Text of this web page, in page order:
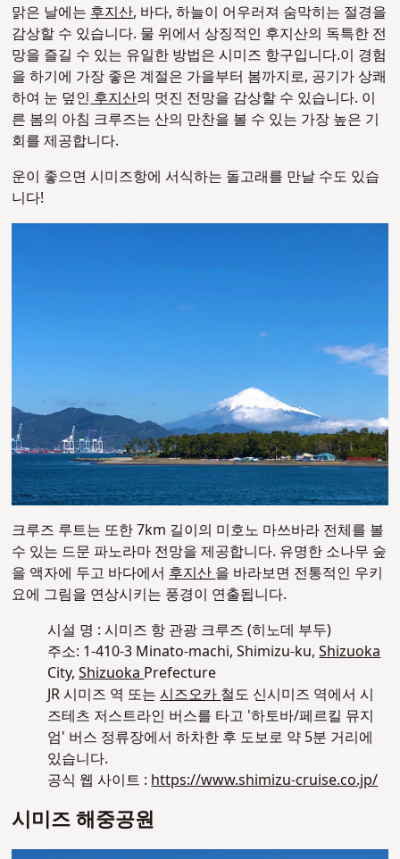
맑은 날에는 후지산, 바다, 하늘이 어우러져 숨막히는 절경을
감상할 수 있습니다. 물 위에서 상징적인 후지산의 독특한 전
망을 즐길 수 있는 유일한 방법은 시미즈 항구입니다.이 경험
을 하기에 가장 좋은 계절은 가을부터 봄까지로, 공기가 상쾌
하여 눈 덮인 후지산의 멋진 전망을 감상할 수 있습니다. 이
른 봄의 아침 크루즈는 산의 만찬을 볼 수 있는 가장 높은 기
회를 제공합니다.
운이 좋으면 시미즈항에 서식하는 돌고래를 만날 수도 있습
니다!
크루즈 루트는 또한 7km 길이의 미호노 마쓰바라 전체를 볼
수 있는 드문 파노라마 전망을 제공합니다. 유명한 소나무 숲
을 액자에 두고 바다에서 후지산 을 바라보면 전통적인 우키
요에 그림을 연상시키는 풍경이 연출됩니다.
시설 명 : 시미즈 항 관광 크루즈 (히노데 부두)
주소: 1-410-3 Minato-machi, Shimizu-ku,Shizuoka
City,Shizuoka Prefecture
JR 시미즈 역 또는시즈오카 철도 신시미즈 역에서 시
즈테츠 저스트라인 버스를 타고 '하토바/페르킬 뮤지
엄' 버스 정류장에서 하차한 후 도보로 약 5분 거리에
있습니다.
공식 웹 사이트 : https://www.shimizu-cruise.co.jp/
시미즈 해중공원